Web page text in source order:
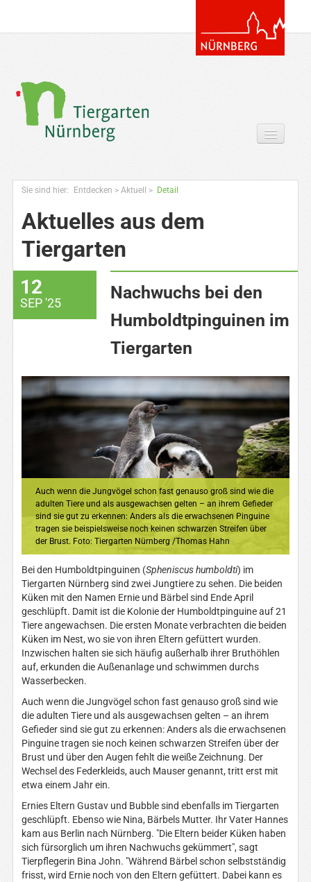
Entdecken
Zoowissen & Co
Angebote
Sie sind hier: Entdecken > Aktuell > Detail
Aktuelles aus dem
Tiergarten
12
SEP '25
Nachwuchs bei den
Humboldtpinguinen im
Tiergarten
Auch wenn die Jungvögel schon fast genauso groß sind wie die
adulten Tiere und als ausgewachsen gelten – an ihrem Gefieder
sind sie gut zu erkennen: Anders als die erwachsenen Pinguine
tragen sie beispielsweise noch keinen schwarzen Streifen über
der Brust. Foto: Tiergarten Nürnberg /Thomas Hahn
Bei den Humboldtpinguinen (Spheniscus humboldti) im
Tiergarten Nürnberg sind zwei Jungtiere zu sehen. Die beiden
Küken mit den Namen Ernie und Bärbel sind Ende April
geschlüpft. Damit ist die Kolonie der Humboldtpinguine auf 21
Tiere angewachsen. Die ersten Monate verbrachten die beiden
Küken im Nest, wo sie von ihren Eltern gefüttert wurden.
Inzwischen halten sie sich häufig außerhalb ihrer Bruthöhlen
auf, erkunden die Außenanlage und schwimmen durchs
Wasserbecken.
Auch wenn die Jungvögel schon fast genauso groß sind wie
die adulten Tiere und als ausgewachsen gelten – an ihrem
Gefieder sind sie gut zu erkennen: Anders als die erwachsenen
Pinguine tragen sie noch keinen schwarzen Streifen über der
Brust und über den Augen fehlt die weiße Zeichnung. Der
Wechsel des Federkleids, auch Mauser genannt, tritt erst mit
etwa einem Jahr ein.
Ernies Eltern Gustav und Bubble sind ebenfalls im Tiergarten
geschlüpft. Ebenso wie Nina, Bärbels Mutter. Ihr Vater Hannes
kam aus Berlin nach Nürnberg. "Die Eltern beider Küken haben
sich fürsorglich um ihren Nachwuchs gekümmert", sagt
Tierpflegerin Bina John. "Während Bärbel schon selbstständig
frisst, wird Ernie noch von den Eltern gefüttert. Dabei kann es